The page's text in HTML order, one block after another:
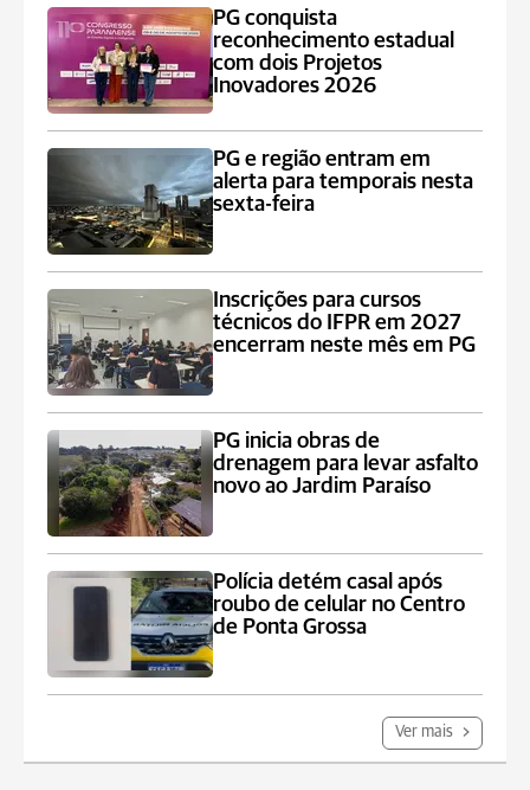
PG conquista
reconhecimento estadual
com dois Projetos
Inovadores 2026
PG e região entram em
alerta para temporais nesta
sexta-feira
Inscrições para cursos
técnicos do IFPR em 2027
encerram neste mês em PG
PG inicia obras de
drenagem para levar asfalto
novo ao Jardim Paraíso
Polícia detém casal após
roubo de celular no Centro
de Ponta Grossa
Ver mais